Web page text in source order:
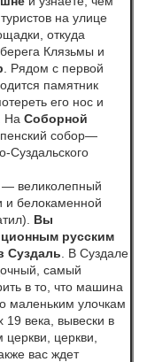
на улице
откуда
Клязьмы и
. Рядом с первой
памятник
его нос и
На Соборной
собор—
Суздальского
— великолепный
и белокаменной
Вы
русским
Суздаль . В Суздале
самый
в то, что машина
маленьким улочкам
века, вывески в
церкви,
вас ждет